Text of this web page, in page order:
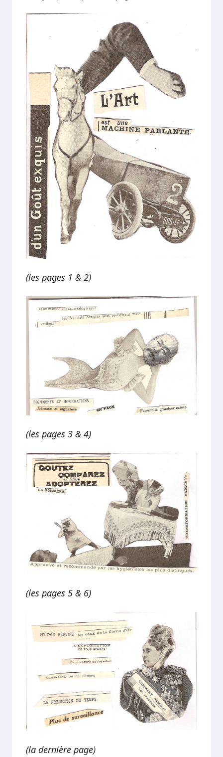
(les pages 1 & 2)
(les pages 3 & 4)
(les pages 5 & 6)
(la dernière page)